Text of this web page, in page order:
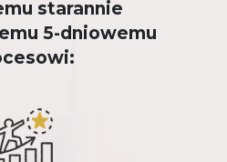
starannie
5-dniowemu